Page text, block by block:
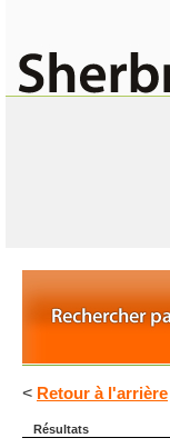
< Retour à l'arrière
Résultats